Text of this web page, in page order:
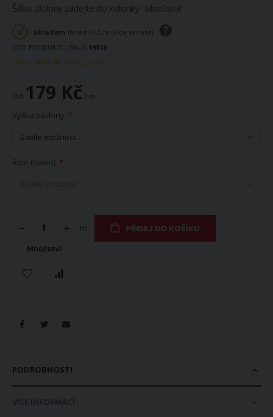
Šířku záclony zadejte do kolonky "Množství"
Skladem ihned 41.5 m (více variant)
KÓD PRODUKTU (SKU) 19316
UPOZORNIT NA POKLES CENY
Od 179 Kč / m
Výška záclony
Role (návin)
Množství
m PŘIDEJ DO KOŠÍKU
PODROBNOSTI